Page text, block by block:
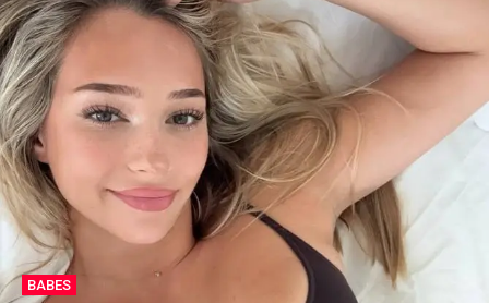
BABES